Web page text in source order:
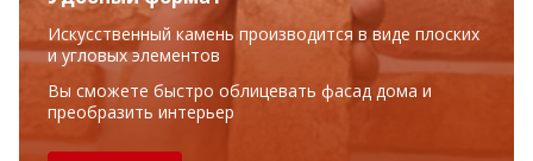
Искусственный камень производится в виде плоских
и угловых элементов
Вы сможете быстро облицевать фасад дома и
преобразить интерьер